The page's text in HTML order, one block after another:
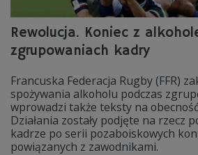
Rewolucja. Koniec z
zgrupowaniach kadry
Francuska Federacja Rugby (FFR)
spożywania alkoholu podczas
wprowadzi także teksty na
Działania zostały podjęte na rzecz
kadrze po serii pozaboiskowych
powiązanych z zawodnikami.